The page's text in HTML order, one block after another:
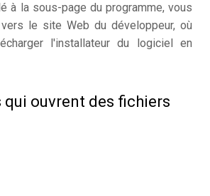
à la sous-page du programme, vous
le site Web du développeur, où
l'installateur du logiciel en
qui ouvrent des fichiers